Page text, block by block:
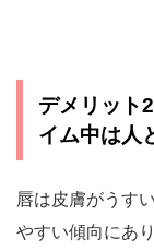
デメリット
イム中は人
唇は皮膚がうす
やすい傾向にあり